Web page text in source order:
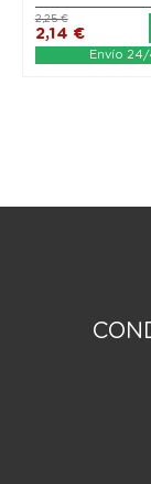
2,14 €
2,25 €
Envío 24/